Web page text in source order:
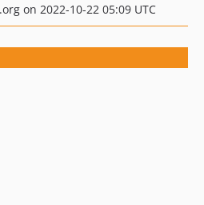
on 2022-10-22 05:09 UTC